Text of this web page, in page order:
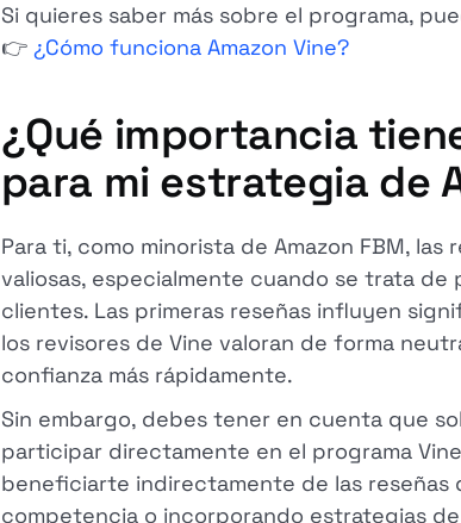
Si quieres saber más sobre el programa,
👉 ¿Cómo funciona Amazon Vine?
¿Qué importancia
para mi estrategia de
Para ti, como minorista de Amazon FBM,
valiosas, especialmente cuando se trata
clientes. Las primeras reseñas influyen
los revisores de Vine valoran de forma
confianza más rápidamente.
Sin embargo, debes tener en cuenta que
participar directamente en el programa
beneficiarte indirectamente de las reseñas
competencia o incorporando estrategias